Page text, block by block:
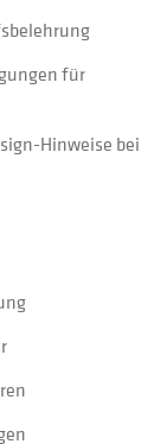
für
Hinweise bei